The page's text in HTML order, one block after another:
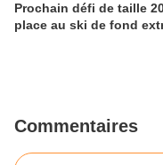
Prochain défi de taille
place au ski de fond
Commentaires